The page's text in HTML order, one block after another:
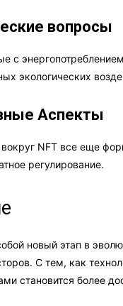
вопросы
с
экологических
Аспекты
NFT все еще
регулирование.
новый этап в
С тем, как
становится более